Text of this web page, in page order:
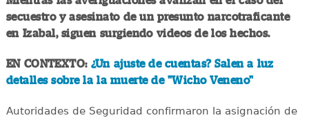
secuestro y asesinato de un presunto narcotraficante
en Izabal, siguen surgiendo videos de los hechos.
EN CONTEXTO: ¿Un ajuste de cuentas? Salen a luz
detalles sobre la la muerte de "Wicho Veneno"
Autoridades de Seguridad confirmaron la asignación de